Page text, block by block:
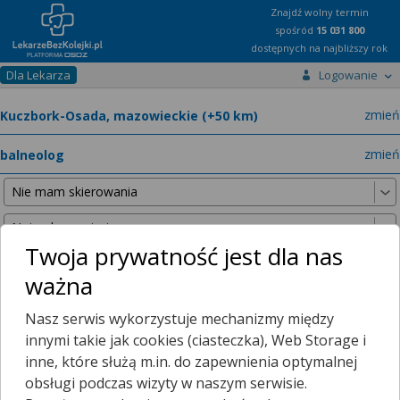
Znajdź wolny termin
spośród 15 031 800
dostępnych na najbliższy rok
Dla Lekarza Logowanie
zmień
zmień
Nie znaleźliśmy żadnych lekarzy w promieniu25 km , dlatego
zwiększyliśmy promień wyszukiwania do
50 km
Twoja prywatność jest dla nas
ważna
Nasz serwis wykorzystuje mechanizmy między
innymi takie jak cookies (ciasteczka), Web Storage i
inne, które służą m.in. do zapewnienia optymalnej
obsługi podczas wizyty w naszym serwisie.